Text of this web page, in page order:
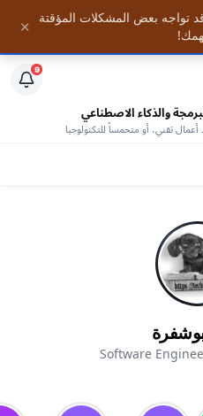
نشرها — مع وصول كامل
المكتبة
9
والذكاء الاصطناعي
تقني، أو متحمساً للتكنولوجيا
Software
تواجه بعض المشكلات المؤقتة
✕